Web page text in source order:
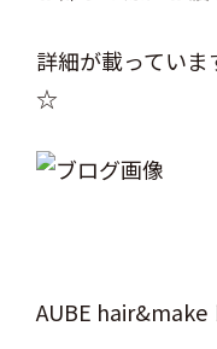
詳細が載ってい
☆
AUBE hair&make